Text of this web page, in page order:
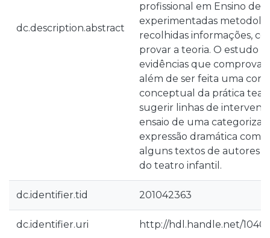
dc.description.abstract
profissional em Ensino de
experimentadas
recolhidas informações,
provar a teoria. O estudo
evidências que
além de ser feita uma
conceptual da prática
sugerir linhas de
ensaio de uma
expressão dramática com
alguns textos de autores
do teatro infantil.
dc.identifier.tid 201042363
dc.identifier.uri http://hdl.handle.net/